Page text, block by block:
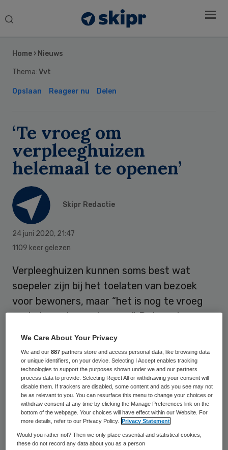
Search
Home › Nieuws
Thema: Vvt
Opslaan Reageer nu Delen
‘Te vroeg om
verpleeghuizen
helemaal te openen’
Skipr Redactie
24 juni 2020, 21:47
1109 keer gelezen
Verpleeghuizen kunnen soms best wat
soepeler zijn bij het toelaten van bezoek
voor bewoners, maar “het is nog te vroeg
om helemaal open te gaan”. Dat zegt
de ouderengeneeskunde. Volgens de
vereniging zijn de risico’s van het
coronavirus nog niet verdwenen en blijft
het gevaar van een tweede golf bestaan.
De situatie is in de afgelopen weken wel
flink verbeterd, benadrukt de vereniging.
Sidebar
We Care About Your Privacy
We and our887 partners store and access personal data, like browsing data
or unique identifiers, on your device. Selecting I Accept enables tracking
technologies to support the purposes shown under we and our partners
process data to provide. Selecting Reject All or withdrawing your consent will
disable them. If trackers are disabled, some content and ads you see may not
be as relevant to you. You can resurface this menu to change your choices or
withdraw consent at any time by clicking the Manage Preferences link on the
bottom of the webpage. Your choices will have effect within our Website. For
more details, refer to our Privacy Policy.
Privacy Statement
Would you rather not? Then we only place essential and statistical cookies,
these do not record any data about you as a person